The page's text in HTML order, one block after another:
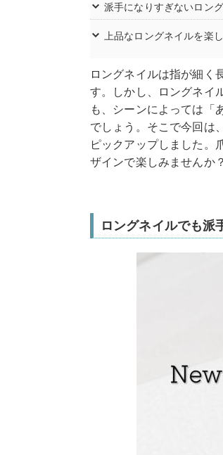
派手になりすぎないロン
上品なロングネイルを楽
ロングネイルは指が細く
す。しかし、ロングネイ
も、シーンによっては「
でしょう。そこで今回は
ピックアップしました。
ザインで楽しみませんか
ロングネイルでも派